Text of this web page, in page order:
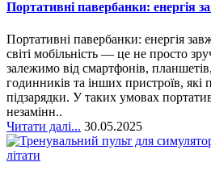
Портативні павербанки: енергія
Портативні павербанки: енергія
світі мобільність — це не просто
залежимо від смартфонів,
годинників та інших пристроїв, які
підзарядки. У таких умовах
незамінн..
Читати далі... 30.05.2025